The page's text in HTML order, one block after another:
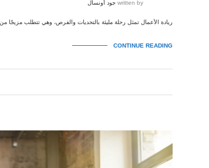
written by جود أونسال
ريادة الأعمال تمثل رحلة مليئة بالتحديات والفرص، وهي تتطلب مزيجًا من
CONTINUE READING